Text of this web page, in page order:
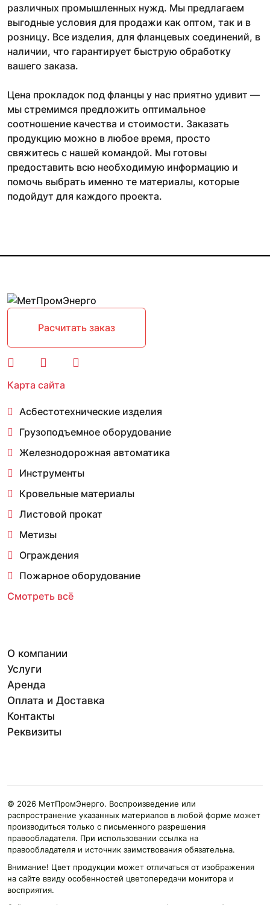
различных промышленных нужд. Мы предлагаем
выгодные условия для продажи как оптом, так и в
розницу. Все изделия, для фланцевых соединений, в
наличии, что гарантирует быструю обработку
вашего заказа.
Цена прокладок под фланцы у нас приятно удивит —
мы стремимся предложить оптимальное
соотношение качества и стоимости. Заказать
продукцию можно в любое время, просто
свяжитесь с нашей командой. Мы готовы
предоставить всю необходимую информацию и
помочь выбрать именно те материалы, которые
подойдут для каждого проекта.
Расчитать заказ
Карта сайта
Асбестотехнические изделия
Грузоподъемное оборудование
Железнодорожная автоматика
Инструменты
Кровельные материалы
Листовой прокат
Метизы
Ограждения
Пожарное оборудование
Смотреть всё
О компании
Услуги
Аренда
Оплата и Доставка
Контакты
Реквизиты
© 2026 МетПромЭнерго. Воспроизведение или
распространение указанных материалов в любой форме может
производиться только с письменного разрешения
правообладателя. При использовании ссылка на
правообладателя и источник заимствования обязательна.
Внимание! Цвет продукции может отличаться от изображения
на сайте ввиду особенностей цветопередачи монитора и
восприятия.